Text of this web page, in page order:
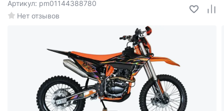
Нет отзывов
Артикул: pm01144388780